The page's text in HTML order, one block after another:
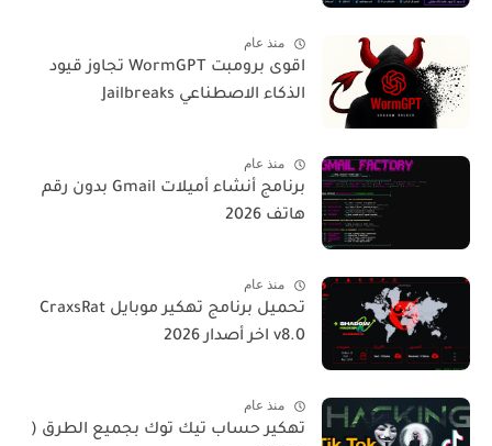
منذ عام
اقوى برومبت WormGPT تجاوز قيود
الذكاء الاصطناعي Jailbreaks
منذ عام
برنامج أنشاء أميلات Gmail بدون رقم
هاتف 2026
منذ عام
تحميل برنامج تهكير موبايل CraxsRat
v8.0 اخر أصدار 2026
منذ عام
تهكير حساب تيك توك بجميع الطرق (